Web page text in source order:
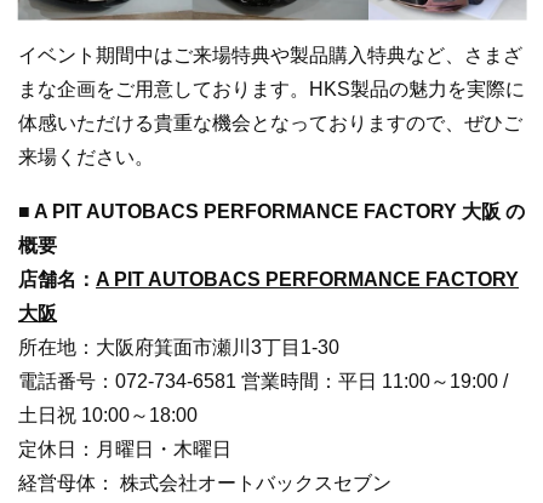
イベント期間中はご来場特典や製品購入特典など、さまざ
まな企画をご用意しております。HKS製品の魅力を実際に
体感いただける貴重な機会となっておりますので、ぜひご
来場ください。
■ A PIT AUTOBACS PERFORMANCE FACTORY 大阪 の
概要
店舗名： A PIT AUTOBACS PERFORMANCE FACTORY
大阪
所在地：大阪府箕面市瀬川3丁目1-30
電話番号：072-734-6581 営業時間：平日 11:00～19:00 /
土日祝 10:00～18:00
定休日：月曜日・木曜日
経営母体： 株式会社オートバックスセブン